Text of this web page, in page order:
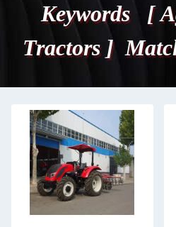
Keywords [
Tractors ]